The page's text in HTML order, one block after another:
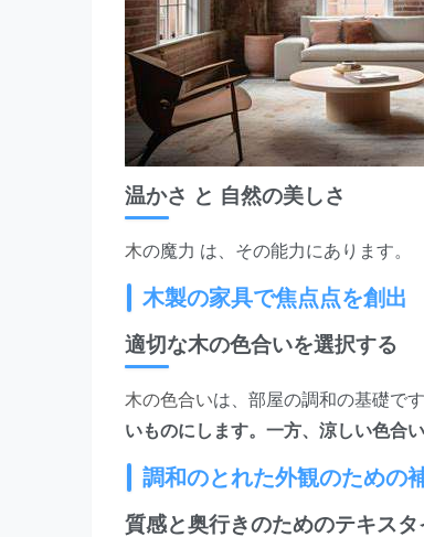
温かさ と 自然の美しさ
木の魔力 は、その能力にあります。
木製の家具で焦点点を創出
適切な木の色合いを選択する
木の色合いは、部屋の調和の基礎です
いものにします。一方、涼しい色合
調和のとれた外観のための
質感と奥行きのためのテキスタ